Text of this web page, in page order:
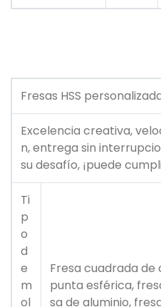
Fresas HSS
Excelencia creativa,
n, entrega sin
su desafío, ¡puede
Ti
p
o
d
e
m
ol
Fresa cuadrada de
punta esférica,
sa de aluminio,